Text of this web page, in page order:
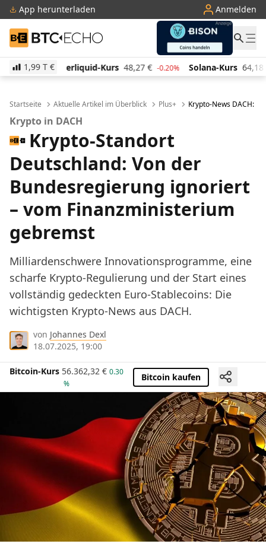
App herunterladen Anmelden
BTC-ECHO
1,99 T €
Kurs 48,27 € -0.20% Solana-Kurs 64,18 € 0.60% TRON-Kurs
Startseite Aktuelle Artikel im Überblick Plus+ Krypto-News DACH:
Krypto in DACH
Krypto-Standort
Deutschland: Von der
Bundesregierung ignoriert
– vom Finanzministerium
gebremst
Milliardenschwere Innovationsprogramme, eine
scharfe Krypto-Regulierung und der Start eines
vollständig gedeckten Euro‑Stablecoins: Die
wichtigsten Krypto-News aus DACH.
von Johannes Dexl
18.07.2025, 19:00
Bitcoin-Kurs 56.362,32 € 0.30
%
Bitcoin kaufen